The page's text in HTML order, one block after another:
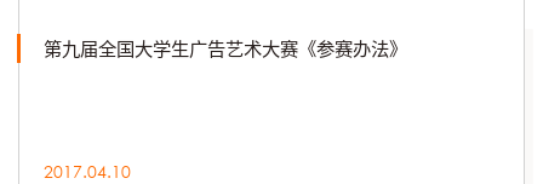
第九届全国大学生广告艺术大赛《参赛办法》
2017.04.10